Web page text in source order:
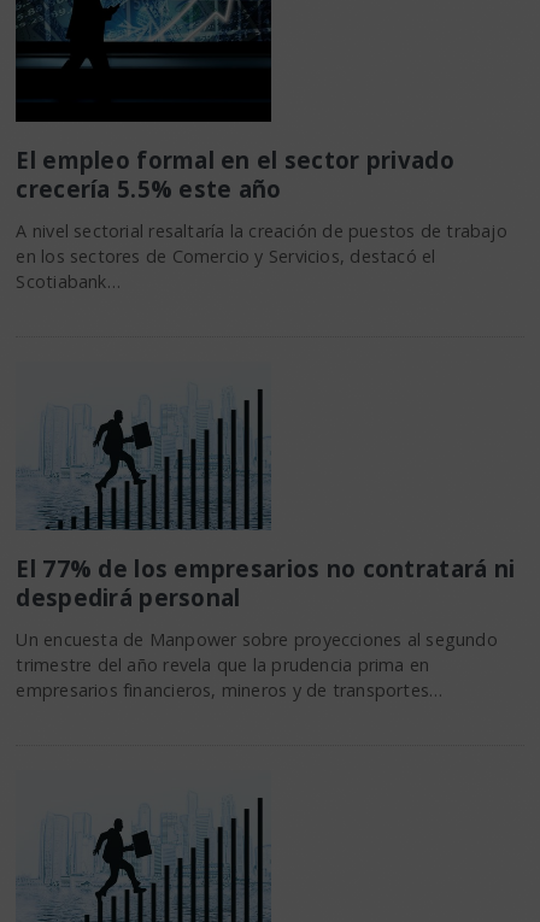
El empleo formal en el sector privado
crecería 5.5% este año
A nivel sectorial resaltaría la creación de puestos de trabajo
en los sectores de Comercio y Servicios, destacó el
Scotiabank…
El 77% de los empresarios no contratará ni
despedirá personal
Un encuesta de Manpower sobre proyecciones al segundo
trimestre del año revela que la prudencia prima en
empresarios financieros, mineros y de transportes…